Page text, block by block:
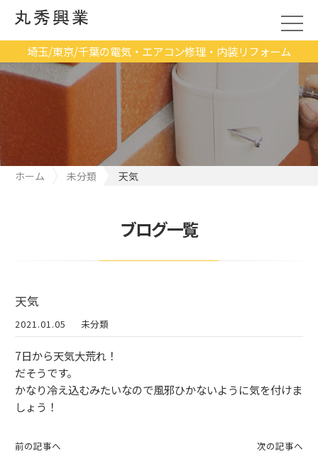
埼玉/東京/千葉の電気・エアコン修理・内装リフォーム
ホーム 未分類 天気
ブログ一覧
天気
2021.01.05 未分類
7日から天気大荒れ！
だそうです。
かなり冷え込むみたいなので風邪ひかないように気を付けま
しょう！
前の記事へ 次の記事へ